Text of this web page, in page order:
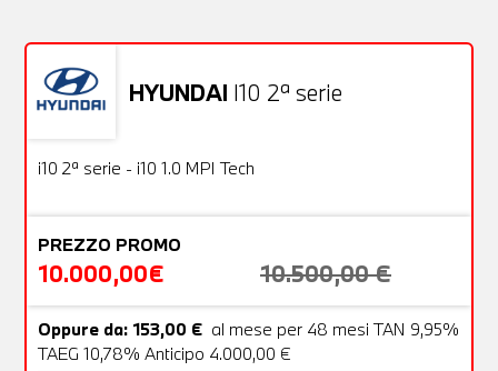
HYUNDAI I10 2ª serie
OFFERTA
Usato
i10 2ª serie - i10 1.0 MPI Tech
PREZZO PROMO
10.000,00€ 10.500,00 €
Oppure da: 153,00 € al mese per 48 mesi TAN 9,95%
TAEG 10,78% Anticipo 4.000,00 €